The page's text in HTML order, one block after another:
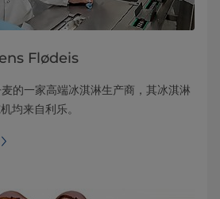
Flødeis
的一家高端冰淇淋生产商，其冰淇淋
均来自利乐。